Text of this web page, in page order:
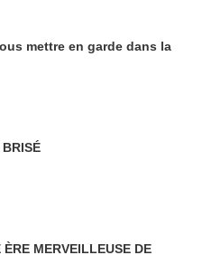
MERVEILLEUSE DE